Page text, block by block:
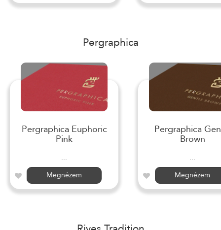
Pergraphica
Pergraphica Euphoric
Pink
...
Megnézem
Pergraphica
Brown
...
Megnézem